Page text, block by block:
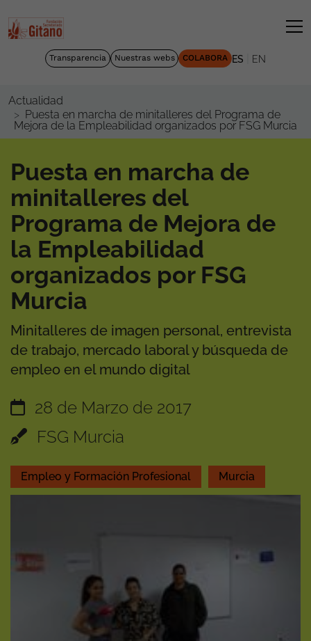
Transparencia Nuestras webs COLABORA ES EN
Actualidad
Puesta en marcha de minitalleres del Programa de
Mejora de la Empleabilidad organizados por FSG Murcia
Puesta en marcha de
minitalleres del
Programa de Mejora de
la Empleabilidad
organizados por FSG
Murcia
Minitalleres de imagen personal, entrevista
de trabajo, mercado laboral y búsqueda de
empleo en el mundo digital
28 de Marzo de 2017
FSG Murcia
Empleo y Formación Profesional Murcia